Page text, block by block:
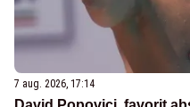
7 aug. 2026, 17:14